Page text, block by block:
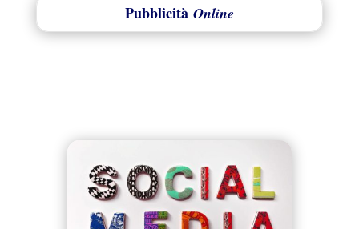
PubblicitàOnline